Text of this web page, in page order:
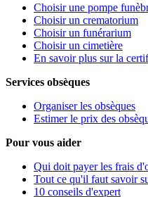
Choisir une pompe
Choisir un crematorium
Choisir un funérarium
Choisir un cimetière
En savoir plus sur la
Services obsèques
Organiser les obsèques
Estimer le prix des
Pour vous aider
Qui doit payer les frais
Tout ce qu'il faut savoir
10 conseils d'expert